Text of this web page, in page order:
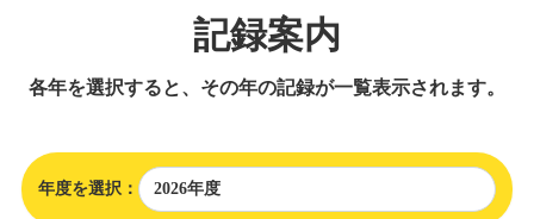
講習会等
記録案内
各年を選択すると、その年の記録が一覧表示されます。
年度を選択：